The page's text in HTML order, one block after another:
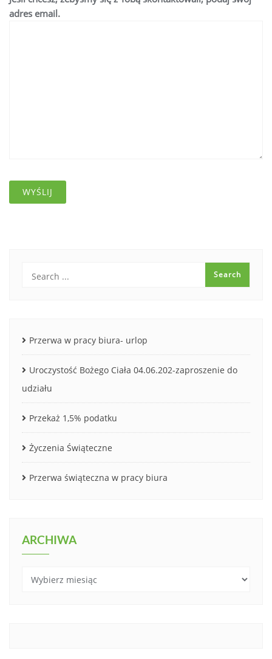
adres email.
Przerwa w pracy biura- urlop
Uroczystość Bożego Ciała 04.06.202-zaproszenie do
udziału
Przekaż 1,5% podatku
Życzenia Świąteczne
Przerwa świąteczna w pracy biura
ARCHIWA
Archiwa